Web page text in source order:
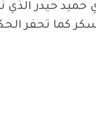
حميد حيدر
كما تحفر
في سنجار .. حملات